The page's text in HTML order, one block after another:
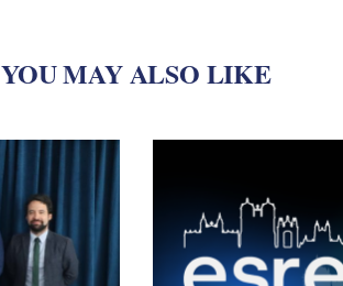
YOU MAY ALSO LIKE